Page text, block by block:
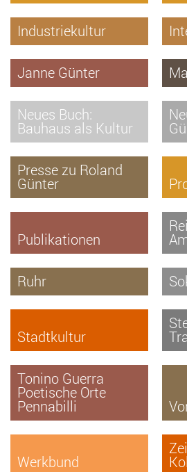
Industriekultur
Janne Günter
Neues Buch:
Bauhaus als Kultur
Presse zu Roland
Günter
Publikationen
Ruhr
Stadtkultur
Tonino Guerra
Poetische Orte
Pennabilli
Werkbund